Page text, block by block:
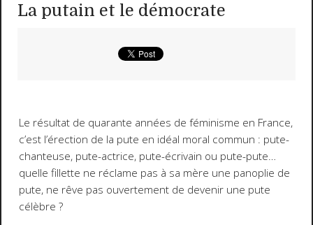
La putain et le démocrate
Le résultat de quarante années de féminisme en France,
c’est l’érection de la pute en idéal moral commun : pute-
chanteuse, pute-actrice, pute-écrivain ou pute-pute…
quelle fillette ne réclame pas à sa mère une panoplie de
pute, ne rêve pas ouvertement de devenir une pute
célèbre ?